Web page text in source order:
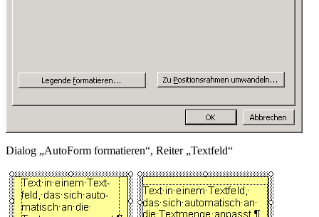
Dialog „AutoForm formatieren“, Reiter „Textfeld“